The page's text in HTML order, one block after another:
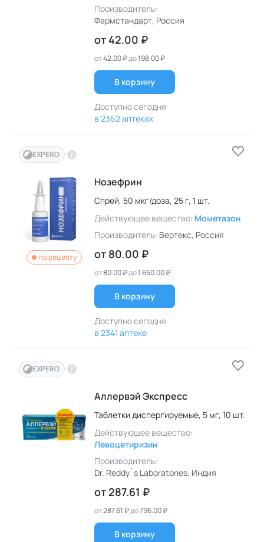
Производитель:
Фармстандарт, Россия
от 42.00 ₽
от42.00 ₽до198.00 ₽
В корзину
Доступно сегодня
в 2362 аптеках
EXPERO
по рецепту
Нозефрин
Спрей, 50 мкг/доза, 25 г, 1 шт.
Действующее вещество: Мометазон
Производитель: Вертекс, Россия
от 80.00 ₽
от80.00 ₽до1 650.00 ₽
В корзину
Доступно сегодня
в 2341 аптеке
EXPERO
Аллервэй Экспресс
Таблетки диспергируемые, 5 мг, 10 шт.
Действующее вещество:
Левоцетиризин
Производитель:
Dr. Reddy`s Laboratories, Индия
от 287.61 ₽
от287.61 ₽до796.00 ₽
В корзину